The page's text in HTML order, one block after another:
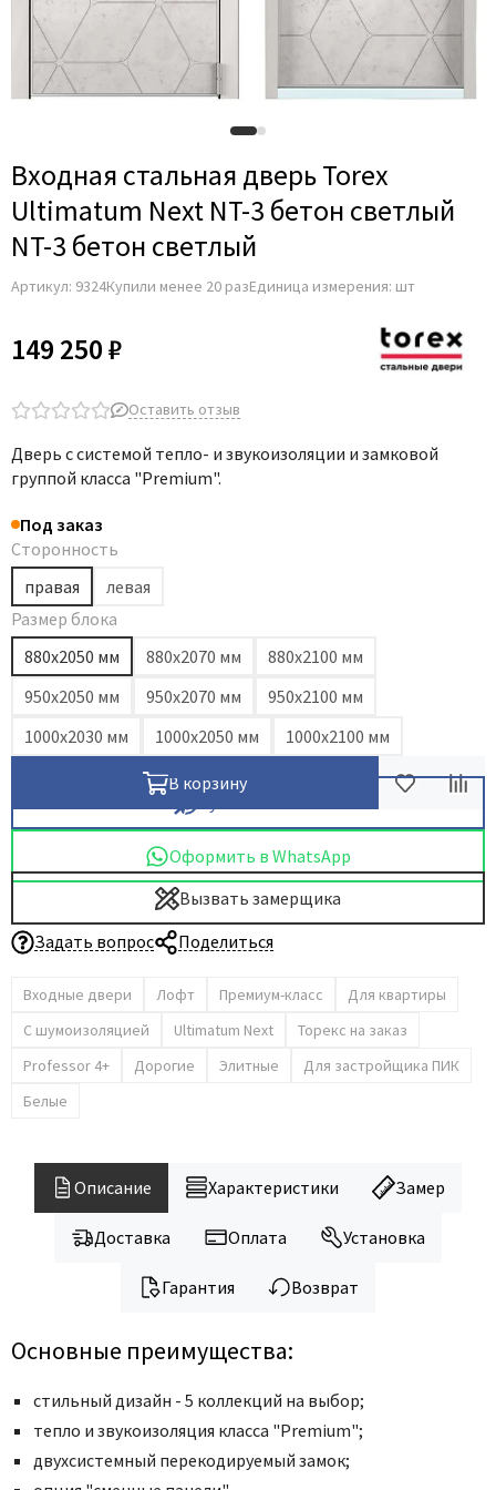
Adden Bau
AGB
Albero
Alvero
Archie
Armadillo
Aurum Doors
Belwooddoors
Brandoors
Bussare
Comit
Dircode
Eclisse
El Porta
Fantom
Fimet
Fratelli Cattini
Fuaro
GlassTur
Hausdoors
Krona Koblenz
Komfort Doors
Legend
LiGa
Line Doors
Lockstyle
Miksal
Milyana
Morelli
Philips
Porta Di Parma
Porte Vista
Portika
Входная стальная дверь Torex
Ultimatum Next NT-3 бетон светлый
NT-3 бетон светлый
Артикул: 9324Купили менее 20 разЕдиница измерения: шт
149 250 ₽
Оставить отзыв
Дверь с системой тепло- и звукоизоляции и замковой
группой класса "Premium".
Под заказ
Сторонность
правая
левая
Размер блока
880х2050 мм
880x2070 мм
880х2100 мм
950х2050 мм
950x2070 мм
950x2100 мм
1000х2030 мм
1000х2050 мм 1000х2100 мм
В корзину
Оформить в WhatsApp
Вызвать замерщика
Задать вопрос
Поделиться
Входные двери Лофт Премиум-класс
Для квартиры
С шумоизоляцией
Ultimatum Next
Торекс на заказ
Professor 4+
Дорогие Элитные
Для застройщика ПИК
Белые
Описание Характеристики Замер
Доставка Оплата Установка
Гарантия Возврат
Основные преимущества:
стильный дизайн - 5 коллекций на выбор;
тепло и звукоизоляция класса "Premium";
двухсистемный перекодируемый замок;